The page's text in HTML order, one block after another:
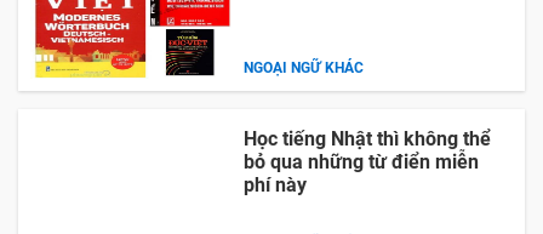
NGOẠI NGỮ KHÁC
Học tiếng Nhật thì không thể
bỏ qua những từ điển miễn
phí này